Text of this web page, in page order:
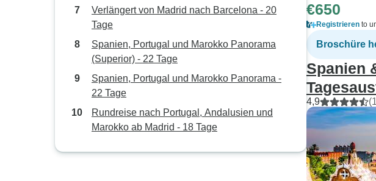
Verlängert von Madrid nach Barcelona - 20
Tage
Spanien, Portugal und Marokko Panorama
(Superior) - 22 Tage
Spanien, Portugal und Marokko Panorama -
22 Tage
Rundreise nach Portugal, Andalusien und
Marokko ab Madrid - 18 Tage
€650
Registrieren to
Broschüre
Spanien
4,9